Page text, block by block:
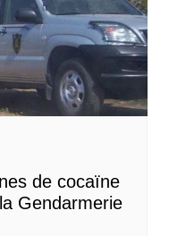
de cocaïne
Gendarmerie